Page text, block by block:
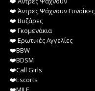
❤️️ Άντρες Ψάχνουν Γυναίκες
❤️️ Βυζάρες
❤️️ Γκομενάκια
❤️️ Ερωτικές Αγγελίες
❤️️BBW
❤️️BDSM
❤️️Call Girls
❤️️Escorts